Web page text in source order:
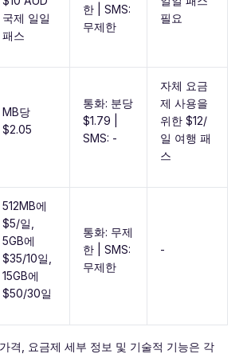
국제 일일
패스
한 | SMS:
무제한
필요
MB당
$2.05
통화: 분당
$1.79 |
SMS: -
자체 요금
제 사용을
위한 $12/
일 여행 패
스
512MB에
$5/일,
5GB에
$35/10일,
15GB에
$50/30일
통화: 무제
한 | SMS:
무제한
-
격, 요금제 세부 정보 및 기술적 기능은 각